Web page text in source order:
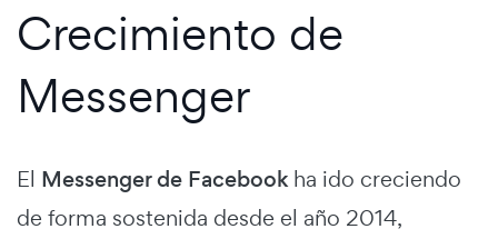
Crecimiento de
Messenger
El Messenger de Facebookha ido creciendo
de forma sostenida desde el año 2014,